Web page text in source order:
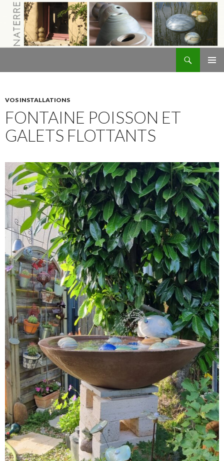
VOS INSTALLATIONS
FONTAINE POISSON ET
GALETS FLOTTANTS